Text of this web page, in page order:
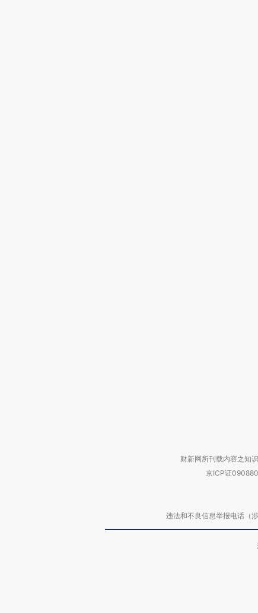
财新网所刊载内容之知
京ICP证
违法和不良信息举报电话（